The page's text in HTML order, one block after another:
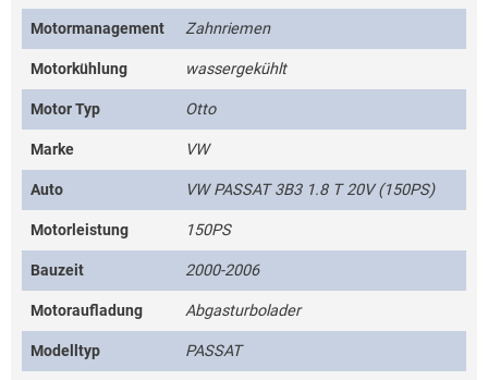
Motormanagement Zahnriemen
Motorkühlung wassergekühlt
Motor Typ Otto
Marke VW
Auto VW PASSAT 3B3 1.8 T 20V (150PS)
Motorleistung 150PS
Bauzeit 2000-2006
Motoraufladung Abgasturbolader
Modelltyp PASSAT